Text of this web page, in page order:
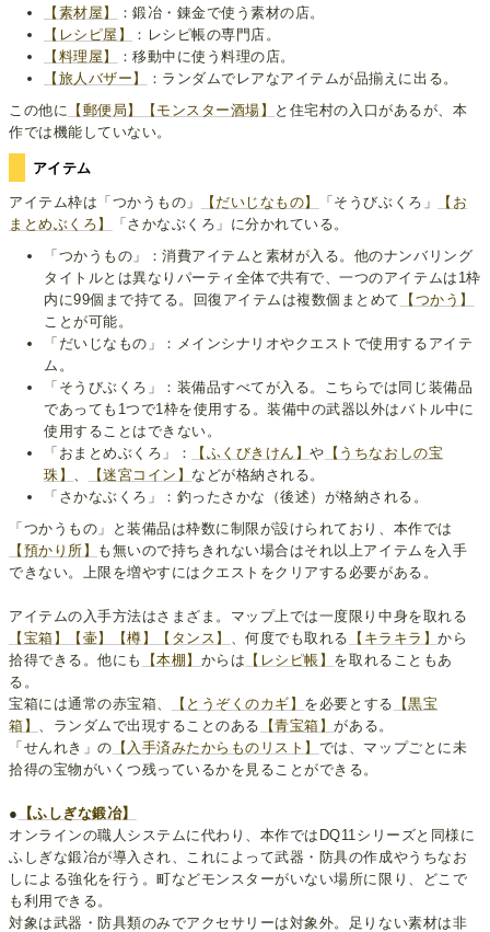
【素材屋】
：鍛冶・錬金で使う素材の店。
【レシピ屋】
：レシピ帳の専門店。
【料理屋】
：移動中に使う料理の店。
【旅人バザー】
：ランダムでレアなアイテムが品揃えに出る。
この他に
【郵便局】 【モンスター酒場】
と住宅村の入口があるが、本
作では機能していない。
アイテム
アイテム枠は「つかうもの」 【だいじなもの】 「そうびぶくろ」
【お
まとめぶくろ】
「さかなぶくろ」に分かれている。
「つかうもの」：消費アイテムと素材が入る。他のナンバリング
タイトルとは異なりパーティ全体で共有で、一つのアイテムは1枠
内に99個まで持てる。回復アイテムは複数個まとめて
【つかう】
ことが可能。
「だいじなもの」：メインシナリオやクエストで使用するアイテ
ム。
「そうびぶくろ」：装備品すべてが入る。こちらでは同じ装備品
であっても1つで1枠を使用する。装備中の武器以外はバトル中に
使用することはできない。
「おまとめぶくろ」：
【ふくびきけん】や 【うちなおしの宝
珠】
【迷宮コイン】 などが格納される。
「さかなぶくろ」：釣ったさかな（後述）が格納される。
「つかうもの」と装備品は枠数に制限が設けられており、本作では
【預かり所】
も無いので持ちきれない場合はそれ以上アイテムを入手
できない。上限を増やすにはクエストをクリアする必要がある。
アイテムの入手方法はさまざま。マップ上では一度限り中身を取れる
【宝箱】
【壷】 【樽】 【タンス】 、何度でも取れる 【キラキラ】から
拾得できる。他にも
【本棚】 からは 【レシピ帳】 を取れることもあ
る。
宝箱には通常の赤宝箱、
【とうぞくのカギ】 を必要とする
【黒宝
箱】
、ランダムで出現することのある 【青宝箱】がある。
「せんれき」の 【入手済みたからものリスト】 では、マップごとに未
拾得の宝物がいくつ残っているかを見ることができる。
●
【ふしぎな鍛冶】
オンラインの職人システムに代わり、本作ではDQ11シリーズと同様に
ふしぎな鍛冶が導入され、これによって武器・防具の作成やうちなお
しによる強化を行う。町などモンスターがいない場所に限り、どこで
も利用できる。
対象は武器・防具類のみでアクセサリーは対象外。足りない素材は非